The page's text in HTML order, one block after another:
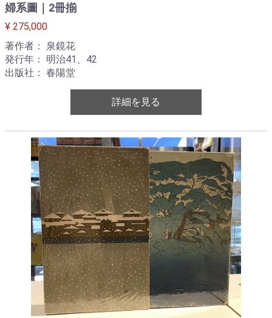
婦系圖｜2冊揃
¥ 275,000
著作者： 泉鏡花
発行年： 明治41、42
出版社： 春陽堂
詳細を見る